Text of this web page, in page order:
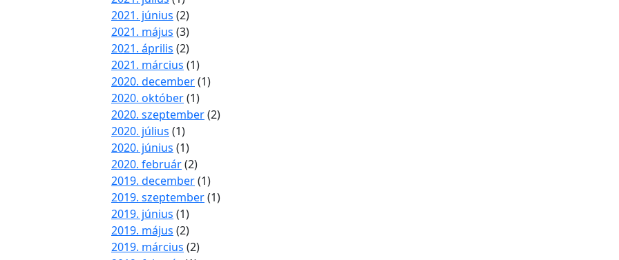
2021. június (2)
2021. május (3)
2021. április (2)
2021. március (1)
2020. december(1)
2020. október(1)
2020. szeptember(2)
2020. július (1)
2020. június (1)
2020. február(2)
2019. december(1)
2019. szeptember(1)
2019. június (1)
2019. május (2)
2019. március (2)